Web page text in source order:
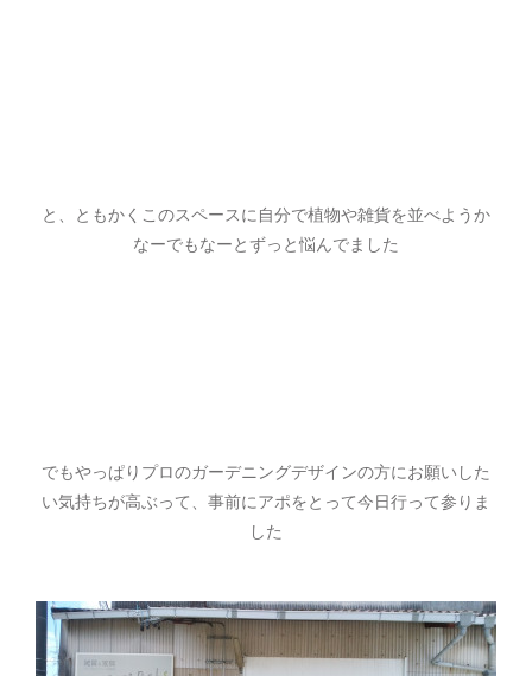
と、ともかくこのスペースに自分で植物や雑貨を並べようか
なーでもなーとずっと悩んでました
でもやっぱりプロのガーデニングデザインの方にお願いした
い気持ちが高ぶって、事前にアポをとって今日行って参りま
した